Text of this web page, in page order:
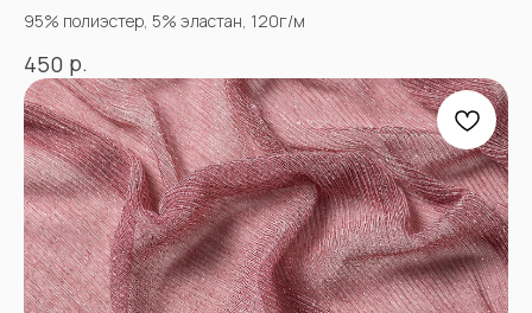
95% полиэстер, 5% эластан, 120г/м
450 р.
ВКОНТАКТЕ
ОДНОКЛАССНИКИ
INSTAGRAM*
TIK TOK*
YOU TUBE
СОЦСЕТИ